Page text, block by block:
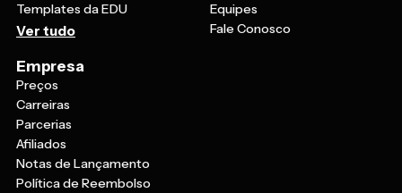
Templates da EDU
Ver tudo
Equipes
Fale Conosco
Empresa
Preços
Carreiras
Parcerias
Afiliados
Notas de Lançamento
Política de Reembolso